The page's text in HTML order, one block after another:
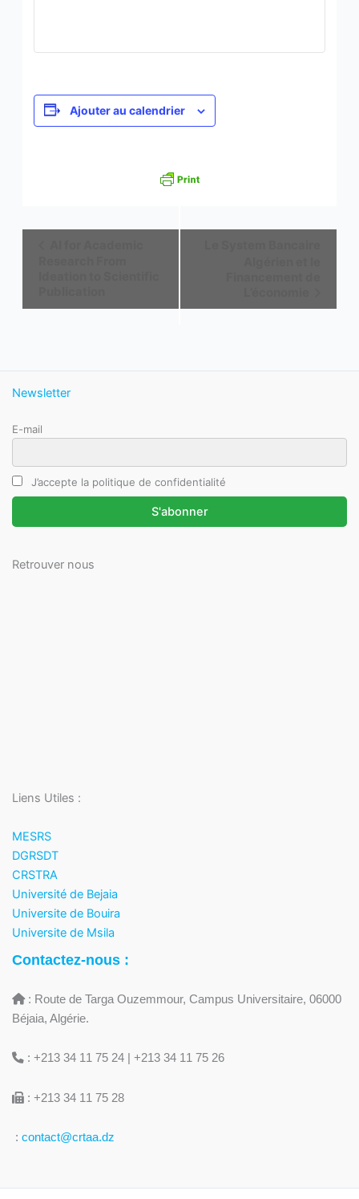
Ajouter au calendrier
Newsletter
E-mail
J’accepte la politique de confidentialité
Retrouver nous
Liens Utiles :
MESRS
DGRSDT
CRSTRA
Université de Bejaia
Universite de Bouira
Universite de Msila
Contactez-nous :
: Route de Targa Ouzemmour, Campus Universitaire, 06000
Béjaia, Algérie.
: +213 34 11 75 24 | +213 34 11 75 26
: +213 34 11 75 28
: contact@crtaa.dz